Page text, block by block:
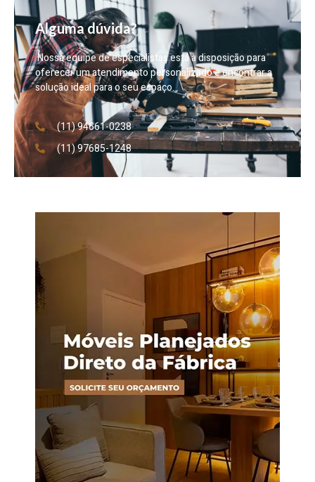
Alguma dúvida?
Nossa equipe de especialistas está à disposição para
oferecer um atendimento personalizado e encontrar a
solução ideal para o seu espaço.
(11) 94661-0238
(11) 97685-1248